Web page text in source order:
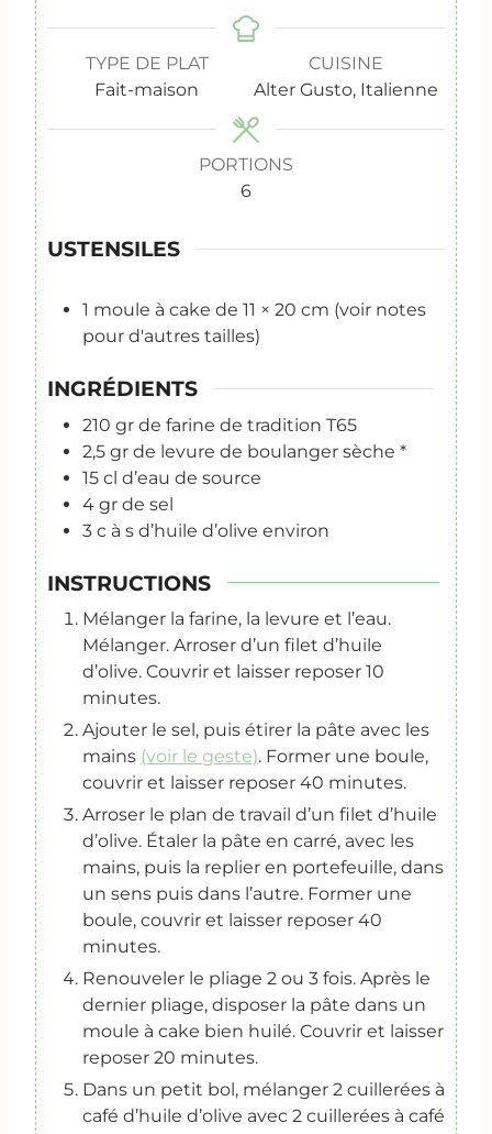
u
n
t
s
TYPE DE PLAT
Fait-maison
CUISINE
Alter Gusto, Italienne
PORTIONS
6
USTENSILES
1 moule à cake de 11 × 20 cm (voir notes
pour d'autres tailles)
INGRÉDIENTS
210 gr de farine de tradition T65
2,5 gr de levure de boulanger sèche *
15 cl d’eau de source
4 gr de sel
3 c à s d’huile d’olive environ
INSTRUCTIONS
Mélanger la farine, la levure et l’eau.
Mélanger. Arroser d’un filet d’huile
d’olive. Couvrir et laisser reposer 10
minutes.
Ajouter le sel, puis étirer la pâte avec les
mains (voir le geste). Former une boule,
couvrir et laisser reposer 40 minutes.
Arroser le plan de travail d’un filet d’huile
d’olive. Étaler la pâte en carré, avec les
mains, puis la replier en portefeuille, dans
un sens puis dans l’autre. Former une
boule, couvrir et laisser reposer 40
minutes.
Renouveler le pliage 2 ou 3 fois. Après le
dernier pliage, disposer la pâte dans un
moule à cake bien huilé. Couvrir et laisser
reposer 20 minutes.
Dans un petit bol, mélanger 2 cuillerées à
café d’huile d’olive avec 2 cuillerées à café